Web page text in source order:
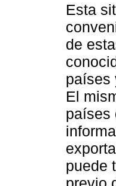
Esta
de
países
El
países
puede